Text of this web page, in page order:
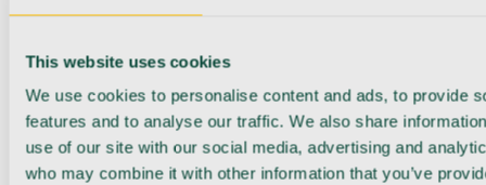
This website uses cookies
We use cookies to personalise content and ads, to provide
features and to analyse our traffic. We also share
use of our site with our social media, advertising and
who may combine it with other information that you’ve